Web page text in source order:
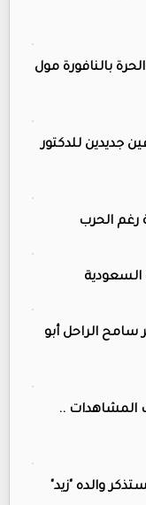
بالنافورة مول
جديدين للدكتور
رغم الحرب
السعودية
سامح الراحل أبو
المشاهدات ..
والده "زيد"